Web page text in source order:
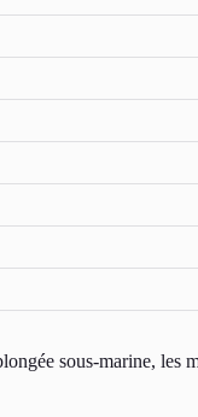
sous-marine, les